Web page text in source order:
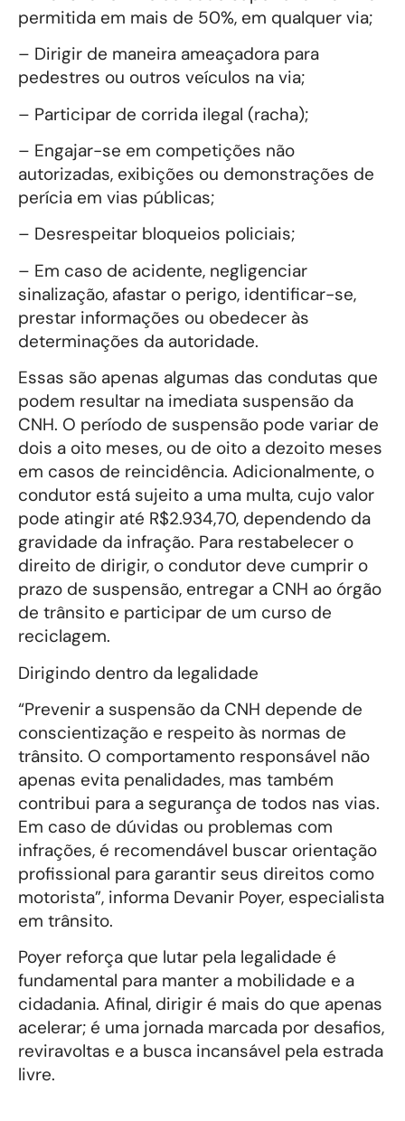
permitida em mais de 50%, em qualquer via;
– Dirigir de maneira ameaçadora para
pedestres ou outros veículos na via;
– Participar de corrida ilegal (racha);
– Engajar-se em competições não
autorizadas, exibições ou demonstrações de
perícia em vias públicas;
– Desrespeitar bloqueios policiais;
– Em caso de acidente, negligenciar
sinalização, afastar o perigo, identificar-se,
prestar informações ou obedecer às
determinações da autoridade.
Essas são apenas algumas das condutas que
podem resultar na imediata suspensão da
CNH. O período de suspensão pode variar de
dois a oito meses, ou de oito a dezoito meses
em casos de reincidência. Adicionalmente, o
condutor está sujeito a uma multa, cujo valor
pode atingir até R$2.934,70, dependendo da
gravidade da infração. Para restabelecer o
direito de dirigir, o condutor deve cumprir o
prazo de suspensão, entregar a CNH ao órgão
de trânsito e participar de um curso de
reciclagem.
Dirigindo dentro da legalidade
“Prevenir a suspensão da CNH depende de
conscientização e respeito às normas de
trânsito. O comportamento responsável não
apenas evita penalidades, mas também
contribui para a segurança de todos nas vias.
Em caso de dúvidas ou problemas com
infrações, é recomendável buscar orientação
profissional para garantir seus direitos como
motorista”, informa Devanir Poyer, especialista
em trânsito.
Poyer reforça que lutar pela legalidade é
fundamental para manter a mobilidade e a
cidadania. Afinal, dirigir é mais do que apenas
acelerar; é uma jornada marcada por desafios,
reviravoltas e a busca incansável pela estrada
livre.